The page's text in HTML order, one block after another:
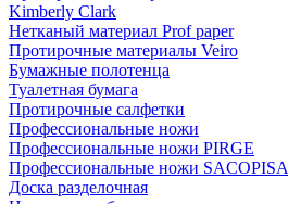
Kimberly Clark
Нетканый материал Prof paper
Протирочные материалы Veiro
Бумажные полотенца
Туалетная бумага
Протирочные салфетки
Профессиональные ножи
Профессиональные ножи PIRGE
Профессиональные ножи SACOPISA
Доска разделочная